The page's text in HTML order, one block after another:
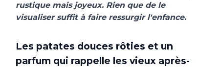
rustique mais joyeux. Rien que de le
visualiser suffit à faire ressurgir l'enfance.
Les patates douces rôties et un
parfum qui rappelle les vieux après-